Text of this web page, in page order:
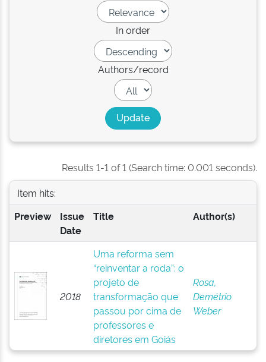
In order
Authors/record
Results 1-1 of 1 (Search time: 0.001 seconds).
Item hits:
Preview
Issue
Date
Title Author(s)
2018
Uma reforma sem
“reinventar a roda”: o
projeto de
transformação que
passou por cima de
professores e
diretores em Goiás
Rosa,
Demétrio
Weber